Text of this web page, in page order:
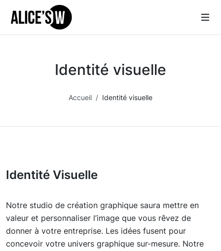
Identité visuelle
Accueil Identité visuelle
Identité Visuelle
Notre studio de création graphique saura mettre en
valeur et personnaliser l’image que vous rêvez de
donner à votre entreprise. Les idées fusent pour
concevoir votre univers graphique sur-mesure. Notre